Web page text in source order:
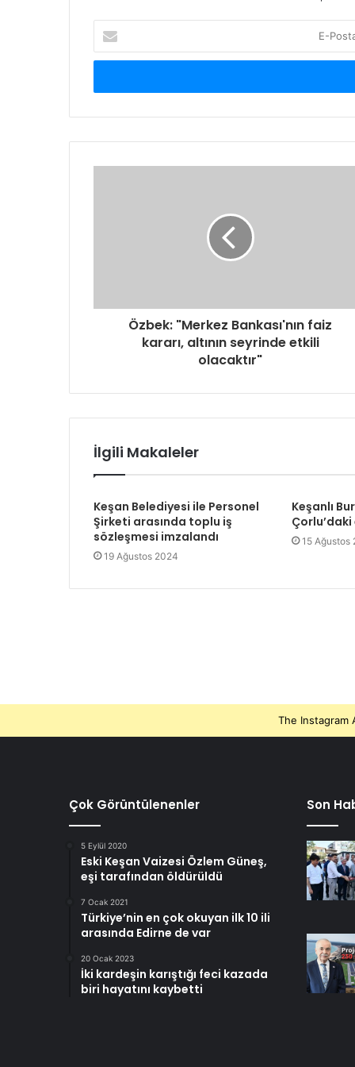
P
s
a
g
i
Özbek: "Merkez Bankası'nın faiz
kararı, altının seyrinde etkili
olacaktır"
İlgili Makaleler
Keşan Belediyesi ile Personel
Şirketi arasında toplu iş
sözleşmesi imzalandı
19 Ağustos 2024
Keşanlı
15 Ağustos
The Instagram
Çok Görüntülenenler
5 Eylül 2020
Eski Keşan Vaizesi Özlem Güneş,
eşi tarafından öldürüldü
7 Ocak 2021
Türkiye’nin en çok okuyan ilk 10 ili
arasında Edirne de var
20 Ocak 2023
İki kardeşin karıştığı feci kazada
biri hayatını kaybetti
Son